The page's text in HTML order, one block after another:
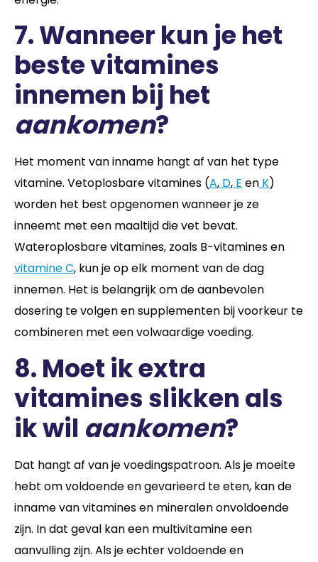
7.Wanneer kun je het
beste vitamines
innemen bij het
aankomen?
Het moment van inname hangt af van het type
vitamine. Vetoplosbare vitamines (A, D, E en K)
worden het best opgenomen wanneer je ze
inneemt met een maaltijd die vet bevat.
Wateroplosbare vitamines, zoals B-vitamines en
vitamine C, kun je op elk moment van de dag
innemen. Het is belangrijk om de aanbevolen
dosering te volgen en supplementen bij voorkeur te
combineren met een volwaardige voeding.
8. Moet ik extra
vitamines slikken als
ik wil aankomen?
Dat hangt af van je voedingspatroon. Als je moeite
hebt om voldoende en gevarieerd te eten, kan de
inname van vitamines en mineralen onvoldoende
zijn. In dat geval kan een multivitamine een
aanvulling zijn. Als je echter voldoende en